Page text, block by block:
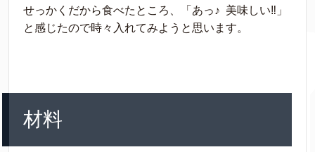
せっかくだから食べたところ、「あっ♪ 美味しい‼︎」
と感じたので時々入れてみようと思います。
材料